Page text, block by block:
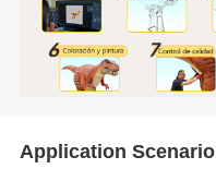
Application Scenario